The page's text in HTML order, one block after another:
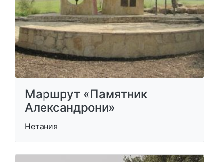
Маршрут «Памятник
Александрони»
Нетания